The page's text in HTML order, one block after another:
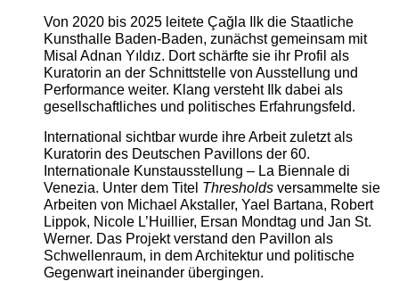
Von 2020 bis 2025 leitete Çağla Ilk die Staatliche
Kunsthalle Baden-Baden, zunächst gemeinsam mit
Misal Adnan Yıldız. Dort schärfte sie ihr Profil als
Kuratorin an der Schnittstelle von Ausstellung und
Performance weiter. Klang versteht Ilk dabei als
gesellschaftliches und politisches Erfahrungsfeld.
International sichtbar wurde ihre Arbeit zuletzt als
Kuratorin des Deutschen Pavillons der 60.
Internationale Kunstausstellung – La Biennale di
Venezia. Unter dem Titel Thresholdsversammelte sie
Arbeiten von Michael Akstaller, Yael Bartana, Robert
Lippok, Nicole L’Huillier, Ersan Mondtag und Jan St.
Werner. Das Projekt verstand den Pavillon als
Schwellenraum, in dem Architektur und politische
Gegenwart ineinander übergingen.